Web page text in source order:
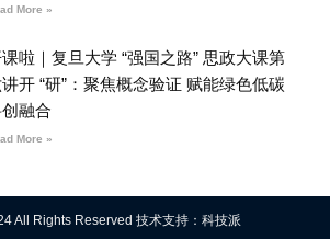
More »
啦｜复旦大学 “强国之路” 思政大课第
开 “研”：聚焦概念验证 赋能绿色低碳
融合
More »
All Rights Reserved 技术支持：科技派